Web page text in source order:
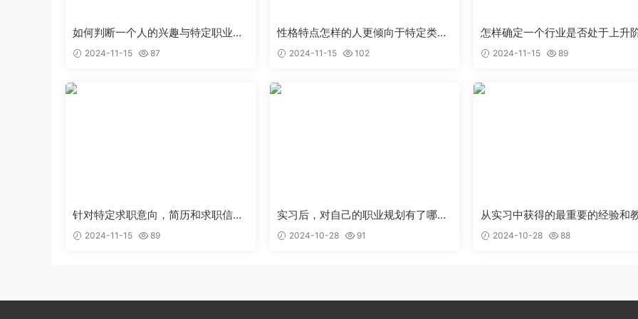
如何判断一个人的兴趣与特定职业能
够完美结合
2024-11-15 87
性格特点怎样的人更倾向于特定类型
的工作岗位
2024-11-15 102
怎样确定一个行业是否处于上升
段，值得作为求职目标
2024-11-15 89
针对特定求职意向，简历和求职信应
该如何优化
2024-11-15 89
实习后，对自己的职业规划有了哪些
新的认识和调整
2024-10-28 91
从实习中获得的最重要的经验和
是什么
2024-10-28 88